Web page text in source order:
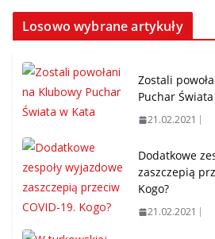
Losowo wybrane artykuły
Zostali
Puchar
21.02.2021
Dodatkowe
zaszczepią
Kogo?
21.02.2021